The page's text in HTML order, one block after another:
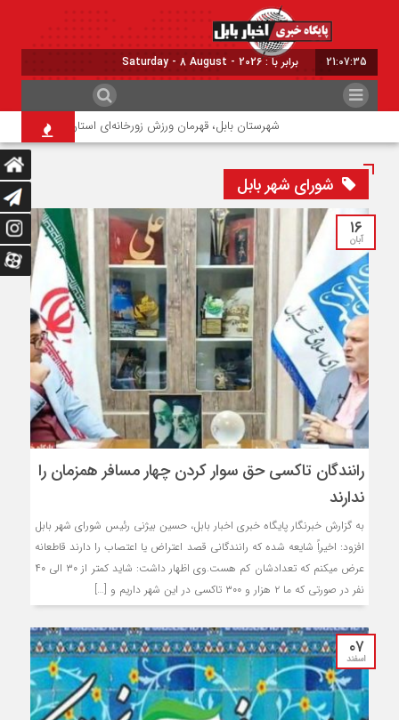
21:07:36 برابر با : Saturday - 8 August - 2026
شهرستان بابل، قهرمان ورزش زورخانه‌ای استان مازندران شد
شورای شهر بابل
۱۶
آبان
رانندگان تاکسی حق سوار کردن چهار مسافر همزمان را
ندارند
به گزارش خبرنگار پایگاه خبری اخبار بابل، حسین بیژنی رئیس شورای شهر بابل
افزود: اخیراًِ شایعه شده که رانندگانی قصد اعتراض یا اعتصاب را دارند قاطعانه
عرض میکنم که تعدادشان کم هست.وی اظهار داشت: شاید کمتر از ۳۰ الی ۴۰
نفر در صورتی که ما ۲ هزار و ۳۰۰ تاکسی در این شهر داریم و […]
۰۷
اسفند